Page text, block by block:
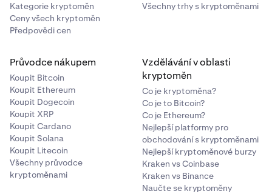
Kategorie kryptoměn
Ceny všech kryptoměn
Předpovědi cen
Všechny trhy s kryptoměnami
Průvodce nákupem
Koupit Bitcoin
Koupit Ethereum
Koupit Dogecoin
Koupit XRP
Koupit Cardano
Koupit Solana
Koupit Litecoin
Všechny průvodce
kryptoměnami
Vzdělávání v oblasti
kryptoměn
Co je kryptoměna?
Co je to Bitcoin?
Co je Ethereum?
Nejlepší platformy pro
obchodování s kryptoměnami
Nejlepší kryptoměnové burzy
Kraken vs Coinbase
Kraken vs Binance
Naučte se kryptoměny